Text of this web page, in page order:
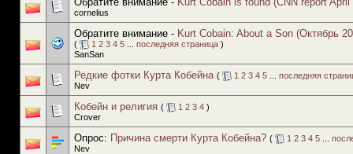
cornelius
Обратите внимание - Kurt Cobain: About a Son (Октябрь
( 1 2 3 4 5 последняя страница )
SanSan
Редкие фотки Курта Кобейна ( 1 2 3 4 5
последняя
Nev
Кобейн и религия ( 1 2 3 4 )
Crover
Опрос: Причина смерти Курта Кобейна? ( 1 2 3 4 5
Nev